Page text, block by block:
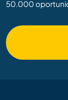
50.000